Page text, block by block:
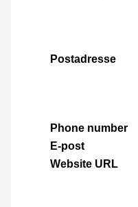
Postadresse
Phone number
E-post
Website URL